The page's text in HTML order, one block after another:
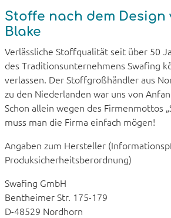
Stoffe nach dem Design
Blake
Verlässliche Stoffqualität seit über 50
des Traditionsunternehmens Swafing
verlassen. Der Stoffgroßhändler aus
zu den Niederlanden war uns von
Schon allein wegen des Firmenmottos
muss man die Firma einfach mögen!
Angaben zum Hersteller
Produksicherheitsberordnung)
Swafing GmbH
Bentheimer Str. 175-179
D-48529 Nordhorn